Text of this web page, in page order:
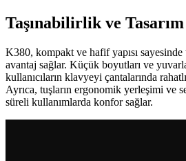
Taşınabilirlik ve Tasarım
K380, kompakt ve hafif yapısı sayesinde
avantaj sağlar. Küçük boyutları ve
kullanıcıların klavyeyi çantalarında
Ayrıca, tuşların ergonomik yerleşimi ve
süreli kullanımlarda konfor sağlar.